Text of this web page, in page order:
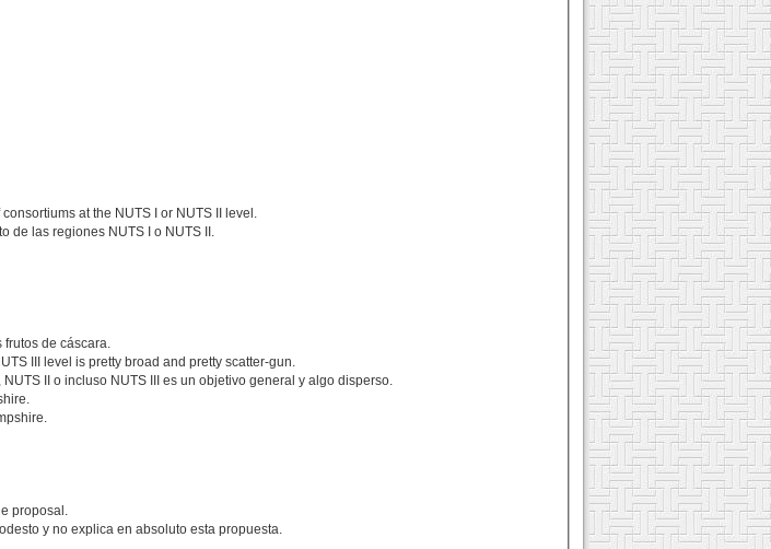
at the NUTS I or NUTS II level.
de las regiones NUTS I o NUTS II.
de cáscara.
III level is pretty broad and pretty scatter-gun.
II o incluso NUTS III es un objetivo general y algo disperso.
proposal.
y no explica en absoluto esta propuesta.